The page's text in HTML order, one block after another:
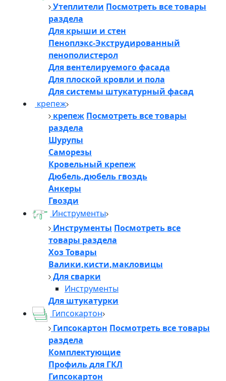
Утеплители Посмотреть все товары
раздела
Для крыши и стен
Пеноплэкс-Экструдированный
пенополистерол
Для вентелируемого фасада
Для плоской кровли и пола
Для системы штукатурный фасад
крепеж
крепеж Посмотреть все товары
раздела
Шурупы
Саморезы
Кровельный крепеж
Дюбель,дюбель гвоздь
Анкеры
Гвозди
Инструменты
Инструменты Посмотреть все
товары раздела
Хоз Товары
Валики,кисти,макловицы
Для сварки
Инструменты
Для штукатурки
Гипсокартон
Гипсокартон Посмотреть все товары
раздела
Комплектующие
Профиль для ГКЛ
Гипсокартон